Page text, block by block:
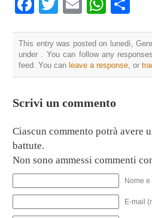
Facebook
TwitterEmail
This entry was posted on lunedì,
under . You can follow any
feed. You can leave a response, or
Scrivi un commento
Ciascun commento potrà avere
battute.
Non sono ammessi commenti
Nome
E-mail